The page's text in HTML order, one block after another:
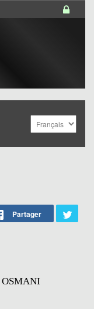
Partager
OSMANI